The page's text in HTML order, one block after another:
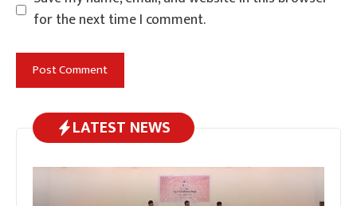
for the next time I comment.
LATEST NEWS